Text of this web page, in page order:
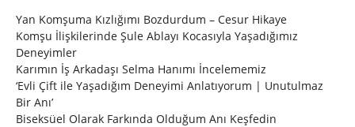
Yan Komşuma Kızlığımı Bozdurdum – Cesur Hikaye
Komşu İlişkilerinde Şule Ablayı Kocasıyla Yaşadığımız
Deneyimler
Karımın İş Arkadaşı Selma Hanımı İncelememiz
‘Evli Çift ile Yaşadığım Deneyimi Anlatıyorum | Unutulmaz
Bir Anı’
Biseksüel Olarak Farkında Olduğum Anı Keşfedin